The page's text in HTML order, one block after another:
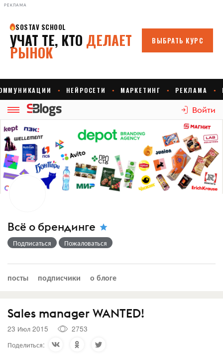
РЕКЛАМА
Войти
Всё о брендинге
Подписаться Пожаловаться
посты подписчики о блоге
Sales manager WANTED!
23 Июл 2015
2753
Поделиться: